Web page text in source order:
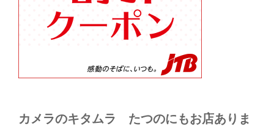
カメラのキタムラ たつのにもお店ありま